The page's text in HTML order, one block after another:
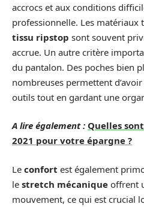
accrocs et aux conditions
professionnelle. Les matériaux
tissu ripstop sont souvent
accrue. Un autre critère
du pantalon. Des poches bien
nombreuses permettent
outils tout en gardant une
A lire également : Quelles
2021 pour votre épargne ?
Le confort est également
le stretch mécanique offrent
mouvement, ce qui est crucial